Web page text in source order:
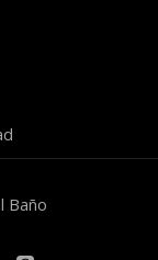
Baño